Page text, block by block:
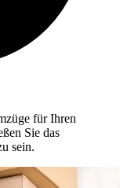
für Ihren
Sie das
sein.